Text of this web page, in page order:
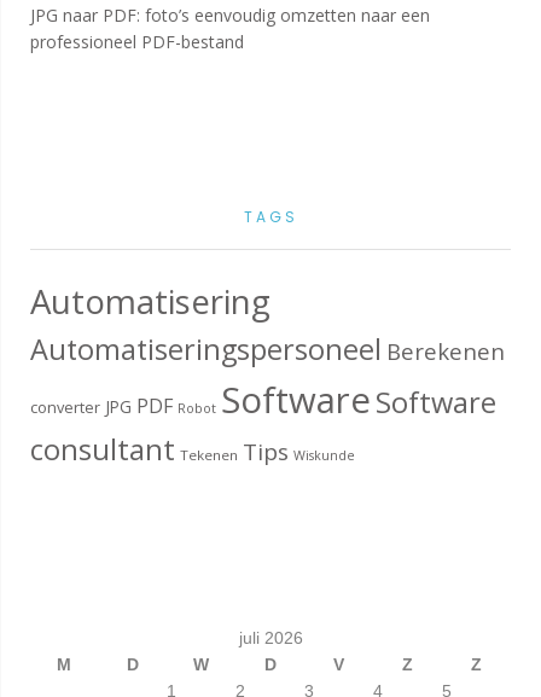
JPG naar PDF: foto’s eenvoudig omzetten naar een
professioneel PDF-bestand
TAGS
Automatisering
Automatiseringspersoneel Berekenen
converter JPG PDF Robot SoftwareSoftware
consultant Tekenen Tips Wiskunde
juli 2026
M
D W D V Z
Z
1
2 3 4 5